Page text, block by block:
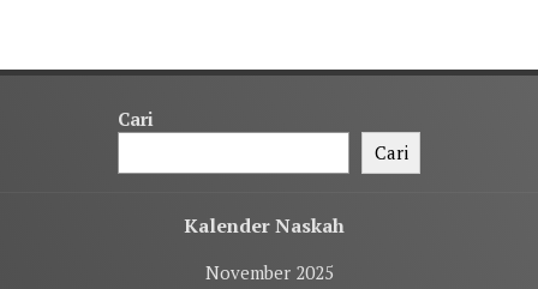
Cari
Cari
Kalender Naskah
November 2025